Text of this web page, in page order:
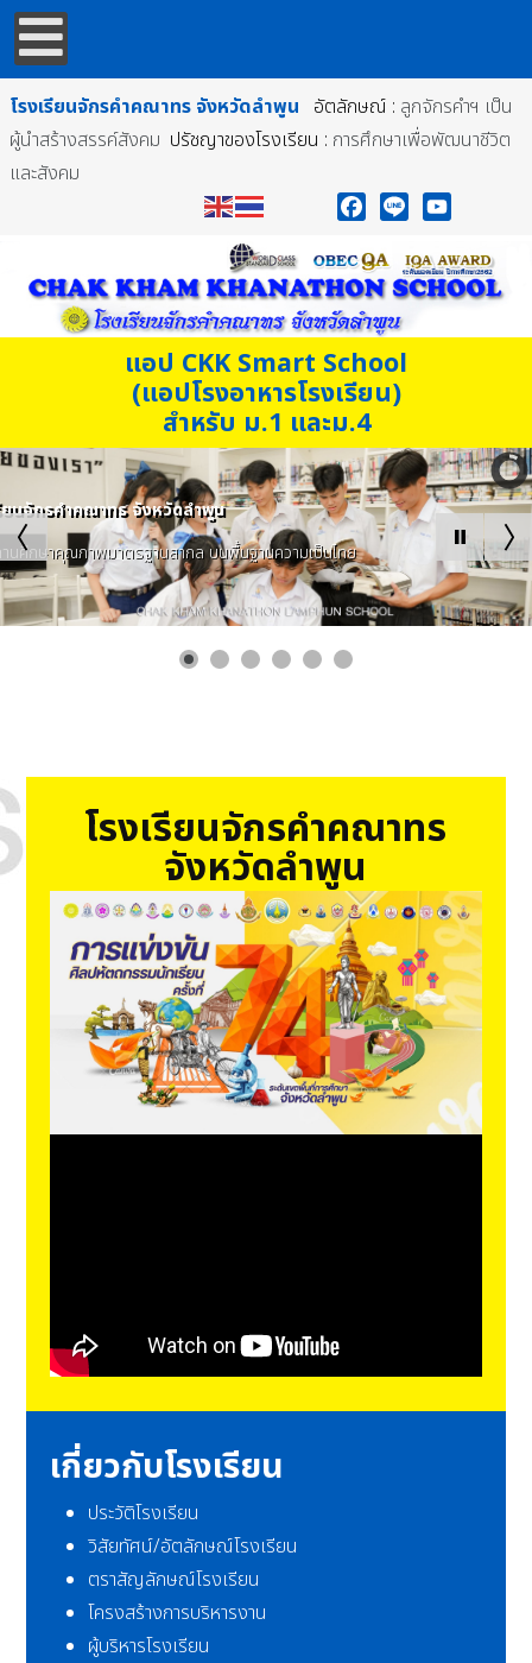
โรงเรียนจักรคำคณาทร จังหวัดลำพูน อัตลักษณ์ : ลูกจักรคำฯ เป็น
ผู้นำสร้างสรรค์สังคม ปรัชญาของโรงเรียน : การศึกษาเพื่อพัฒนาชีวิต
และสังคม
แอป CKK Smart School
(แอปโรงอาหารโรงเรียน)
สำหรับ ม.1 และม.4
โรงเรียนจักรคำคณาทร จังหวัดลำพูน
เป็นสถานศึกษาคุณภาพมาตรฐานสากล บนพื้นฐานความเป็นไทย
โรงเรียนจักรคำคณาทร
จังหวัดลำพูน
เกี่ยวกับโรงเรียน
ประวัติโรงเรียน
วิสัยทัศน์/อัตลักษณ์โรงเรียน
ตราสัญลักษณ์โรงเรียน
โครงสร้างการบริหารงาน
ผู้บริหารโรงเรียน